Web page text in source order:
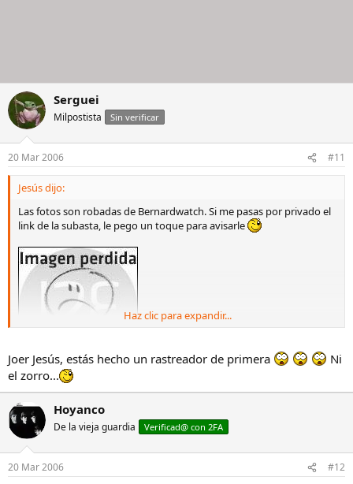
Serguei
Milpostista Sin verificar
20 Mar 2006 #11
Jesús dijo:
Las fotos son robadas de Bernardwatch. Si me pasas por privado el
link de la subasta, le pego un toque para avisarle
Haz clic para expandir...
Joer Jesús, estás hecho un rastreador de primera
Ni
el zorro...
Hoyanco
De la vieja guardia Verificad@ con 2FA
20 Mar 2006 #12